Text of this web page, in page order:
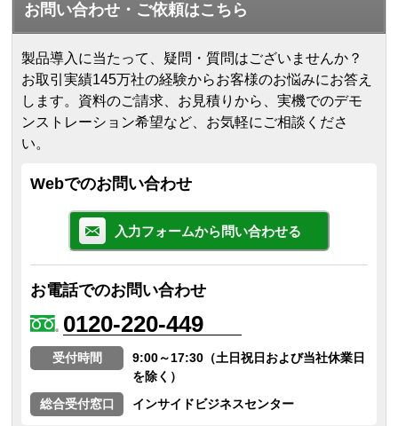
お問い合わせ・ご依頼はこちら
製品導入に当たって、疑問・質問はございませんか？
お取引実績145万社の経験からお客様のお悩みにお答え
します。 資料のご請求、お見積りから、実機でのデモ
ンストレーション希望など、お気軽にご相談くださ
い。
Webでのお問い合わせ
入力フォームから問い合わせる
お電話でのお問い合わせ
0120-220-449
受付時間
9:00～17:30（土日祝日および当社休業日
を除く）
総合受付窓口
インサイドビジネスセンター